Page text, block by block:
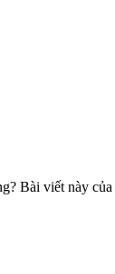
Bài viết này